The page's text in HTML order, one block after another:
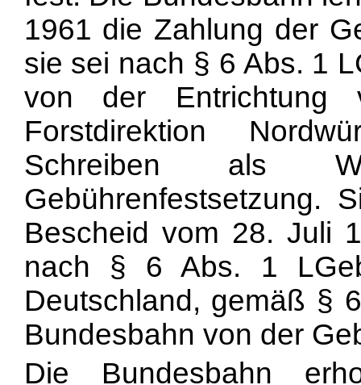
1961 die Zahlung der
sie sei nach § 6 Abs. 1
von der Entrichtung
Forstdirektion
Schreiben als
Gebührenfestsetzung.
Bescheid vom 28. Juli
nach § 6 Abs. 1
Deutschland, gemäß §
Bundesbahn von der
Die Bundesbahn